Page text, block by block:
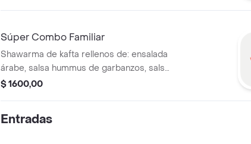
Súper Combo Familiar
Shawarma de kafta rellenos de: ensalada
árabe, salsa hummus de garbanzos, salsa
agridulce., shawarma de falafel relleno de
hummus de garbanzos, salsa agridulce , 3
$ 1600,00
Entradas